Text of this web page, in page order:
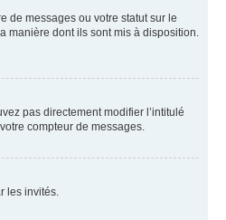
de messages ou votre statut sur le
manière dont ils sont mis à disposition.
pas directement modifier l’intitulé
compteur de messages.
les invités.